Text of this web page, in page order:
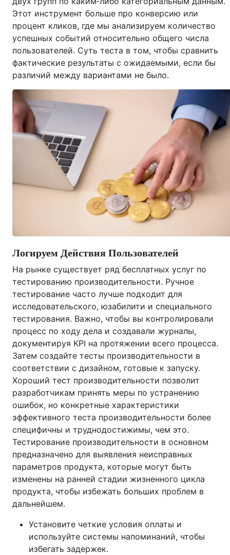
Этот инструмент больше про конверсию или
процент кликов, где мы анализируем количество
успешных событий относительно общего числа
пользователей. Суть теста в том, чтобы сравнить
фактические результаты с ожидаемыми, если бы
различий между вариантами не было.
Логируем Действия Пользователей
На рынке существует ряд бесплатных услуг по
тестированию производительности. Ручное
тестирование часто лучше подходит для
исследовательского, юзабилити и специального
тестирования. Важно, чтобы вы контролировали
процесс по ходу дела и создавали журналы,
документируя KPI на протяжении всего процесса.
Затем создайте тесты производительности в
соответствии с дизайном, готовые к запуску.
Хороший тест производительности позволит
разработчикам принять меры по устранению
ошибок, но конкретные характеристики
эффективного теста производительности более
специфичны и труднодостижимы, чем это.
Тестирование производительности в основном
предназначено для выявления неисправных
параметров продукта, которые могут быть
изменены на ранней стадии жизненного цикла
продукта, чтобы избежать больших проблем в
дальнейшем.
Установите четкие условия оплаты и
используйте системы напоминаний, чтобы
избегать задержек.